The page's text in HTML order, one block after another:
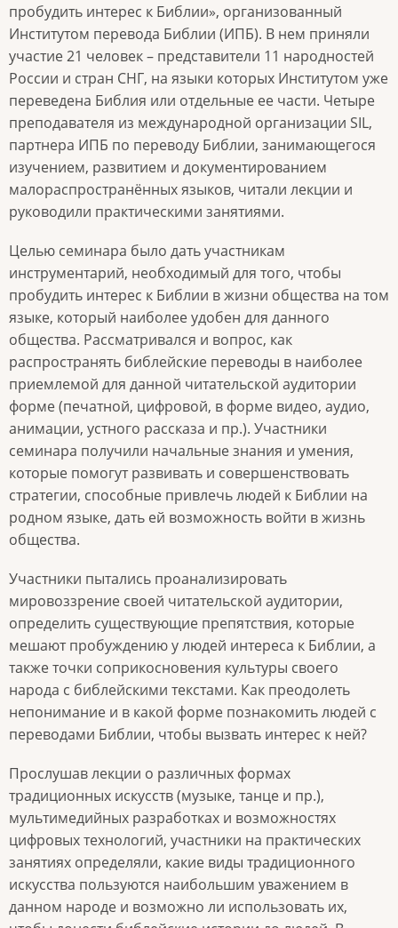
пробудить интерес к Библии», организованный
Институтом перевода Библии (ИПБ). В нем приняли
участие 21 человек – представители 11 народностей
России и стран СНГ, на языки которых Институтом уже
переведена Библия или отдельные ее части. Четыре
преподавателя из международной организации SIL,
партнера ИПБ по переводу Библии, занимающегося
изучением, развитием и документированием
малораспространённых языков, читали лекции и
руководили практическими занятиями.
Целью семинара было дать участникам
инструментарий, необходимый для того, чтобы
пробудить интерес к Библии в жизни общества на том
языке, который наиболее удобен для данного
общества. Рассматривался и вопрос, как
распространять библейские переводы в наиболее
приемлемой для данной читательской аудитории
форме (печатной, цифровой, в форме видео, аудио,
анимации, устного рассказа и пр.). Участники
семинара получили начальные знания и умения,
которые помогут развивать и совершенствовать
стратегии, способные привлечь людей к Библии на
родном языке, дать ей возможность войти в жизнь
общества.
Участники пытались проанализировать
мировоззрение своей читательской аудитории,
определить существующие препятствия, которые
мешают пробуждению у людей интереса к Библии, а
также точки соприкосновения культуры своего
народа с библейскими текстами. Как преодолеть
непонимание и в какой форме познакомить людей с
переводами Библии, чтобы вызвать интерес к ней?
Прослушав лекции о различных формах
традиционных искусств (музыке, танце и пр.),
мультимедийных разработках и возможностях
цифровых технологий, участники на практических
занятиях определяли, какие виды традиционного
искусства пользуются наибольшим уважением в
данном народе и возможно ли использовать их,